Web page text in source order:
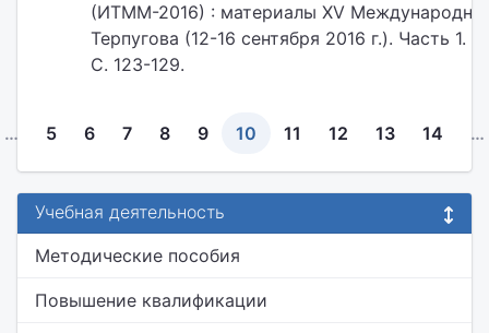
(ИТММ-2016) : материалы XV
Терпугова (12-16 сентября 2016 г.). Часть 1.
С. 123-129.
… 5 6 7 8 9 10 11 12 13 14 …
Учебная деятельность
Методические пособия
Повышение квалификации